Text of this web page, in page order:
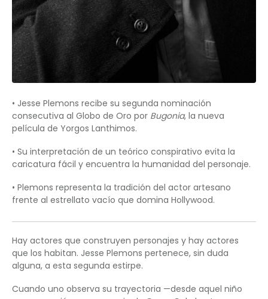
• Jesse Plemons recibe su segunda nominación
consecutiva al Globo de Oro por Bugonia, la nueva
película de Yorgos Lanthimos.
• Su interpretación de un teórico conspirativo evita la
caricatura fácil y encuentra la humanidad del personaje.
• Plemons representa la tradición del actor artesano
frente al estrellato vacío que domina Hollywood.
Hay actores que construyen personajes y hay actores
que los habitan. Jesse Plemons pertenece, sin duda
alguna, a esta segunda estirpe.
Cuando uno observa su trayectoria —desde aquel niño